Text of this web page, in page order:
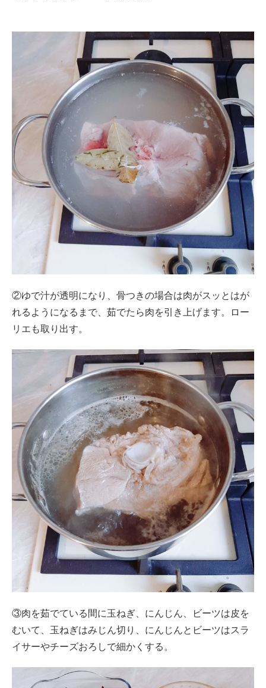
②ゆで汁が透明になり、骨つきの場合は肉がスッとはが
れるようになるまで、茹でたら肉を引き上げます。ロー
リエも取り出す。
③肉を茹でている間に玉ねぎ、にんじん、ビーツは皮を
むいて、玉ねぎはみじん切り、にんじんとビーツはスラ
イサーやチーズおろしで細かくする。